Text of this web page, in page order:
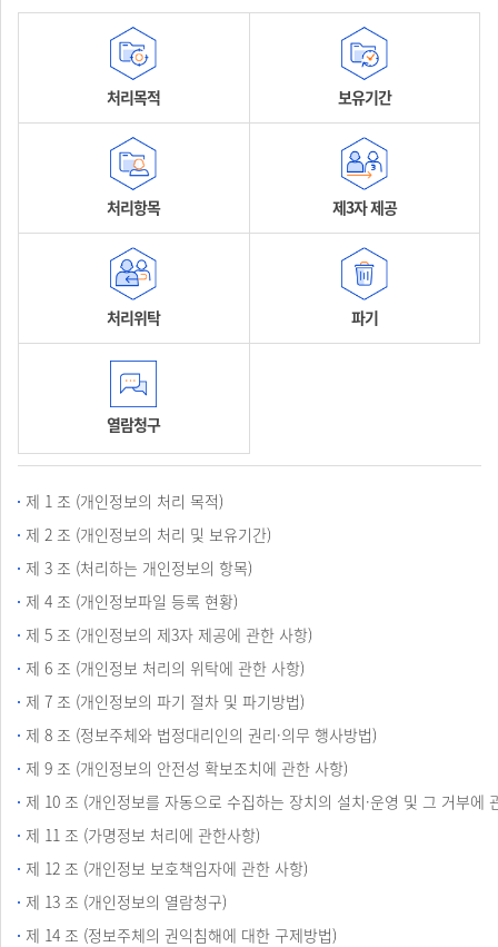
처리목적 보유기간
처리항목 제3자 제공
처리위탁 파기
열람청구
제 1 조 (개인정보의 처리 목적)
제 2 조 (개인정보의 처리 및 보유기간)
제 3 조 (처리하는 개인정보의 항목)
제 4 조 (개인정보파일 등록 현황)
제 5 조 (개인정보의 제3자 제공에 관한 사항)
제 6 조 (개인정보 처리의 위탁에 관한 사항)
제 7 조 (개인정보의 파기 절차 및 파기방법)
제 8 조 (정보주체와 법정대리인의 권리·의무 행사방법)
제 9 조 (개인정보의 안전성 확보조치에 관한 사항)
제 10 조 (개인정보를 자동으로 수집하는 장치의 설치·운영 및 그 거부에
제 11 조 (가명정보 처리에 관한사항)
제 12 조 (개인정보 보호책임자에 관한 사항)
제 13 조 (개인정보의 열람청구)
제 14 조 (정보주체의 권익침해에 대한 구제방법)